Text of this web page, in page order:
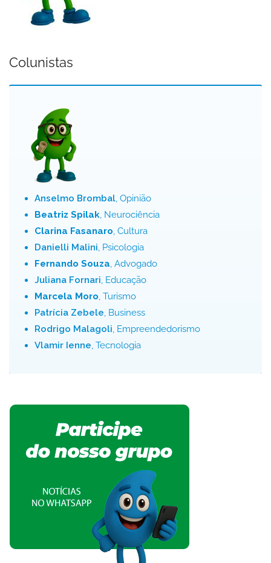
Colunistas
Anselmo Brombal, Opinião
Beatriz Spilak, Neurociência
Clarina Fasanaro, Cultura
Danielli Malini, Psicologia
Fernando Souza, Advogado
Juliana Fornari, Educação
Marcela Moro, Turismo
Patrícia Zebele, Business
Rodrigo Malagoli, Empreendedorismo
Vlamir Ienne, Tecnologia